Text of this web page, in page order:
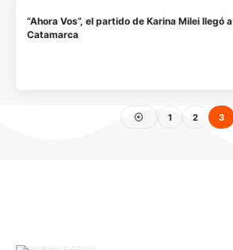
“Ahora Vos”, el partido de Karina Milei llegó a
Catamarca
1 2 3